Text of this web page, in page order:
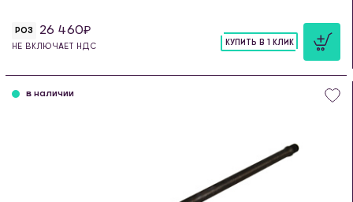
РОЗ 26 460
НЕ ВКЛЮЧАЕТ НДС
КУПИТЬ В 1 КЛИК
в наличии